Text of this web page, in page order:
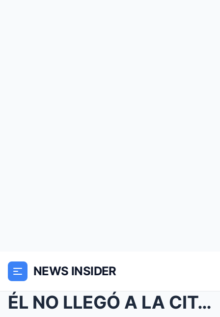
NEWS INSIDER
ÉL NO LLEGÓ A LA CITA, PERO ALGUIEN MÁS CRUZÓ LA P...